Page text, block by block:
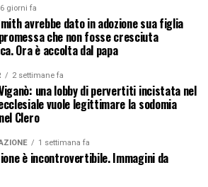
6 giorni fa
avrebbe dato in adozione sua figlia
che non fosse cresciuta
Ora è accolta dal papa
2 settimane fa
una lobby di pervertiti incistata nel
vuole legittimare la sodomia
Clero
1 settimana fa
è incontrovertibile. Immagini da